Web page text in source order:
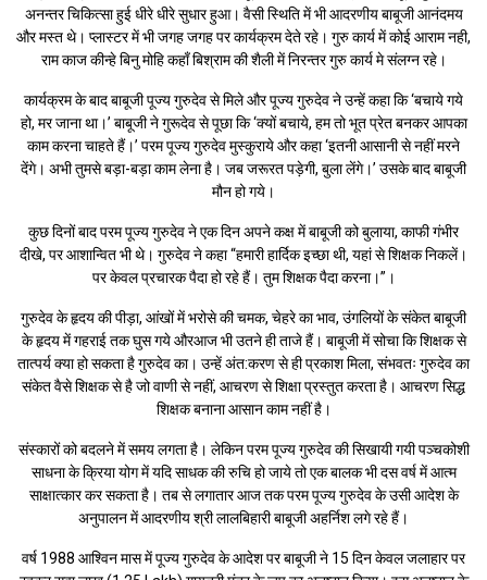
अनन्तर चिकित्सा हुई धीरे धीरे सुधार हुआ। वैसी स्थिति में भी आदरणीय बाबूजी आनंदमय
और मस्त थे। प्लास्टर में भी जगह जगह पर कार्यक्रम देते रहे। गुरु कार्य में कोई आराम नही,
राम काज कीन्हे बिनु मोहि कहाँ बिश्राम की शैली में निरन्तर गुरु कार्य मे संलग्न रहे।
कार्यक्रम के बाद बाबूजी पूज्य गुरुदेव से मिले और पूज्य गुरुदेव ने उन्हें कहा कि ‘बचाये गये
हो, मर जाना था।’ बाबूजी ने गुरूदेव से पूछा कि ‘क्यों बचाये, हम तो भूत प्रेत बनकर आपका
काम करना चाहते हैं।’ परम पूज्य गुरुदेव मुस्कुराये और कहा ‘इतनी आसानी से नहीं मरने
देंगे। अभी तुमसे बड़ा-बड़ा काम लेना है। जब जरूरत पड़ेगी, बुला लेंगे।’ उसके बाद बाबूजी
मौन हो गये।
कुछ दिनों बाद परम पूज्य गुरुदेव ने एक दिन अपने कक्ष में बाबूजी को बुलाया, काफी गंभीर
दीखे, पर आशान्वित भी थे। गुरुदेव ने कहा “हमारी हार्दिक इच्छा थी, यहां से शिक्षक निकलें।
पर केवल प्रचारक पैदा हो रहे हैं। तुम शिक्षक पैदा करना।”।
गुरुदेव के हृदय की पीड़ा, आंखों में भरोसे की चमक, चेहरे का भाव, उंगलियों के संकेत बाबूजी
के हृदय में गहराई तक घुस गये औरआज भी उतने ही ताजे हैं। बाबूजी में सोचा कि शिक्षक से
तात्पर्य क्या हो सकता है गुरुदेव का। उन्हें अंत:करण से ही प्रकाश मिला, संभवतः गुरुदेव का
संकेत वैसे शिक्षक से है जो वाणी से नहीं, आचरण से शिक्षा प्रस्तुत करता है। आचरण सिद्ध
शिक्षक बनाना आसान काम नहीं है।
संस्कारों को बदलने में समय लगता है। लेकिन परम पूज्य गुरुदेव की सिखायी गयी पञ्चकोशी
साधना के क्रिया योग में यदि साधक की रुचि हो जाये तो एक बालक भी दस वर्ष में आत्म
साक्षात्कार कर सकता है। तब से लगातार आज तक परम पूज्य गुरुदेव के उसी आदेश के
अनुपालन में आदरणीय श्री लालबिहारी बाबूजी अहर्निश लगे रहे हैं।
वर्ष 1988 आश्विन मास में पूज्य गुरुदेव के आदेश पर बाबूजी ने 15 दिन केवल जलाहार पर